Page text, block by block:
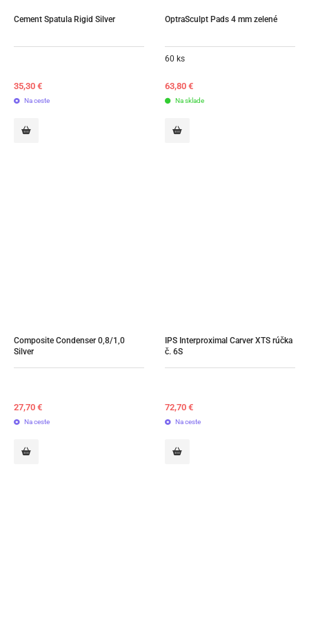
Cement Spatula Rigid Silver
35,30 €
Na ceste
OptraSculpt Pads 4 mm zelené
60 ks
63,80 €
Na sklade
Composite Condenser 0,8/1,0
Silver
27,70 €
Na ceste
IPS Interproximal Carver XTS rúčka
č. 6S
72,70 €
Na ceste